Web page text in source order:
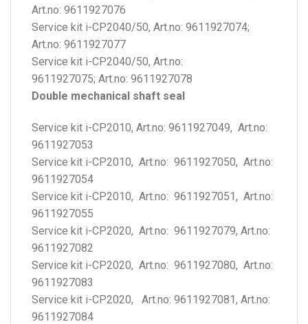
Art.no: 9611927076
Service kit i-CP2040/50, Art.no: 9611927074;
Art.no: 9611927077
Service kit i-CP2040/50, Art.no:
9611927075; Art.no: 9611927078
Double mechanical shaft seal
Service kit i-CP2010, Art.no: 9611927049, Art.no:
9611927053
Service kit i-CP2010, Art.no: 9611927050, Art.no:
9611927054
Service kit i-CP2010, Art.no: 9611927051, Art.no:
9611927055
Service kit i-CP2020, Art.no: 9611927079, Art.no:
9611927082
Service kit i-CP2020, Art.no: 9611927080, Art.no:
9611927083
Service kit i-CP2020, Art.no: 9611927081, Art.no:
9611927084